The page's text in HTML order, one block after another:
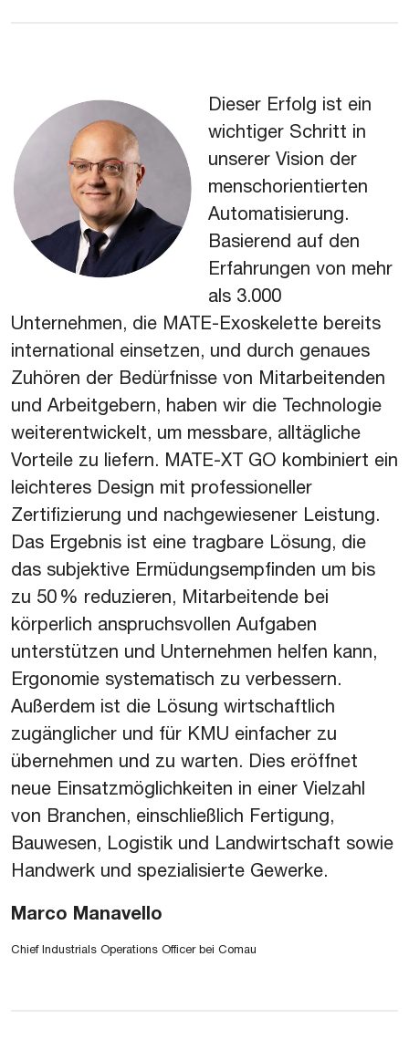
Dieser Erfolg ist ein
wichtiger Schritt in
unserer Vision der
menschorientierten
Automatisierung.
Basierend auf den
Erfahrungen von mehr
als 3.000
Unternehmen, die MATE-Exoskelette bereits
international einsetzen, und durch genaues
Zuhören der Bedürfnisse von Mitarbeitenden
und Arbeitgebern, haben wir die Technologie
weiterentwickelt, um messbare, alltägliche
Vorteile zu liefern. MATE-XT GO kombiniert ein
leichteres Design mit professioneller
Zertifizierung und nachgewiesener Leistung.
Das Ergebnis ist eine tragbare Lösung, die
das subjektive Ermüdungsempfinden um bis
zu 50 % reduzieren, Mitarbeitende bei
körperlich anspruchsvollen Aufgaben
unterstützen und Unternehmen helfen kann,
Ergonomie systematisch zu verbessern.
Außerdem ist die Lösung wirtschaftlich
zugänglicher und für KMU einfacher zu
übernehmen und zu warten. Dies eröffnet
neue Einsatzmöglichkeiten in einer Vielzahl
von Branchen, einschließlich Fertigung,
Bauwesen, Logistik und Landwirtschaft sowie
Handwerk und spezialisierte Gewerke.
Marco Manavello
Chief Industrials Operations Officer bei Comau